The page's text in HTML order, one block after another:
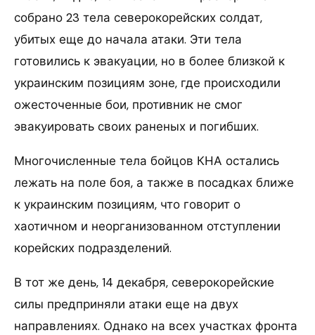
собрано 23 тела северокорейских солдат,
убитых еще до начала атаки. Эти тела
готовились к эвакуации, но в более близкой к
украинским позициям зоне, где происходили
ожесточенные бои, противник не смог
эвакуировать своих раненых и погибших.
Многочисленные тела бойцов КНА остались
лежать на поле боя, а также в посадках ближе
к украинским позициям, что говорит о
хаотичном и неорганизованном отступлении
корейских подразделений.
В тот же день, 14 декабря, северокорейские
силы предприняли атаки еще на двух
направлениях. Однако на всех участках фронта